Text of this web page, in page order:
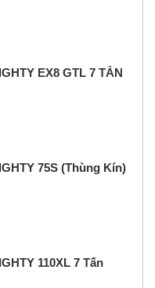
EX8 GTL 7 TẤN
75S (Thùng Kín)
110XL 7 Tấn